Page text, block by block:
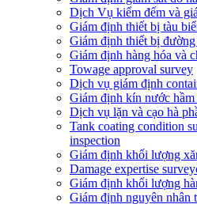
Dịch Vụ kiểm đếm và
Giám định thiết bị tàu
Giám định thiết bị
Giám định hàng hóa và
Towage approval survey
Dịch vụ giám định
Giám định kín nước hầm
Dịch vụ lặn và cạo hà
Tank coating condition
inspection
Giám định khối lượng
Damage expertise
Giám định khối lượng
Giám định nguyên nhân